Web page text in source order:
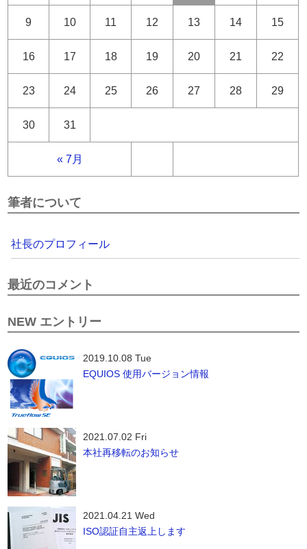
« 7月
9 10 11 12 13 14 15
16 17 18 19 20 21 22
23 24 25 26 27 28 29
30 31
筆者について
社長のプロフィール
最近のコメント
NEW エントリー
2019.10.08 Tue
EQUIOS 使用バージョン情報
2021.07.02 Fri
本社再移転のお知らせ
2021.04.21 Wed
ISO認証自主返上します